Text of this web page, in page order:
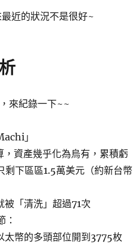
近的狀況不是很好~
來紀錄一下~~
」
資產幾乎化為烏有，累積虧
下區區1.5萬美元（約新台幣
「清洗」超過71次
太幣的多頭部位開到3775枚